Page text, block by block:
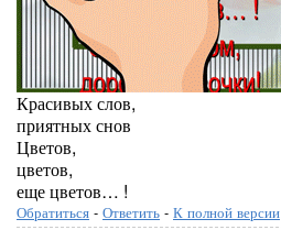
Красивых слов,
приятных снов
Цветов,
цветов,
еще цветов… !
Обратиться - Ответить - К полной версии